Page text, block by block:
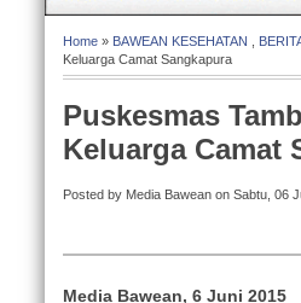
Home » BAWEAN KESEHATAN
Keluarga Camat Sangkapura
Puskesmas
Keluarga Camat
Posted by Media Bawean on Sabtu, 06
Media Bawean, 6 Juni 2015